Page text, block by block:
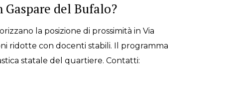
del Bufalo?
la posizione di prossimità in Via
ridotte con docenti stabili. Il programma
statale del quartiere. Contatti: